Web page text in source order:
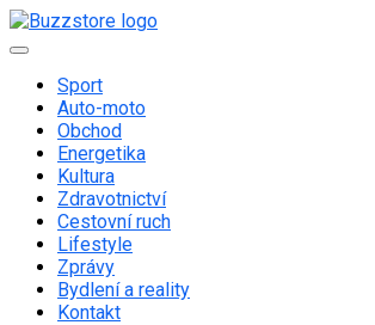
Skip
to
Primary
Sport
Auto-moto
Obchod
Energetika
Kultura
Zdravotnictví
Cestovní ruch
Lifestyle
Zprávy
Bydlení a reality
Kontakt